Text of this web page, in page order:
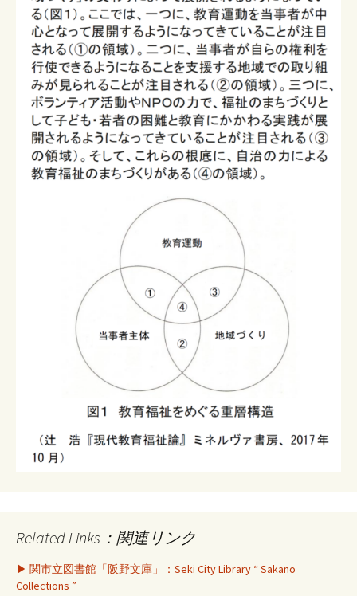
Related Links：関連リンク
▶ 関市立図書館「阪野文庫」：Seki City Library “ Sakano
Collections ”